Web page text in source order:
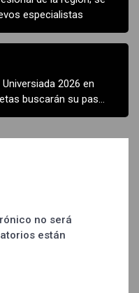
especialistas
2026 en
buscarán su pase
no será
están